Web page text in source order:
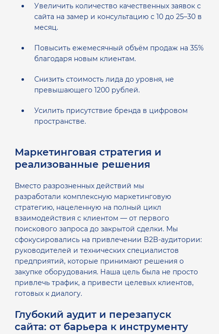
Увеличить количество качественных заявок с
сайта на замер и консультацию с 10 до 25–30 в
месяц.
Повысить ежемесячный объём продаж на 35%
благодаря новым клиентам.
Снизить стоимость лида до уровня, не
превышающего 1200 рублей.
Усилить присутствие бренда в цифровом
пространстве.
Маркетинговая стратегия и
реализованные решения
Вместо разрозненных действий мы
разработали комплексную маркетинговую
стратегию, нацеленную на полный цикл
взаимодействия с клиентом — от первого
поискового запроса до закрытой сделки. Мы
сфокусировались на привлечении B2B-аудитории:
руководителей и технических специалистов
предприятий, которые принимают решения о
закупке оборудования. Наша цель была не просто
привлечь трафик, а привести целевых клиентов,
готовых к диалогу.
Глубокий аудит и перезапуск
сайта: от барьера к инструменту